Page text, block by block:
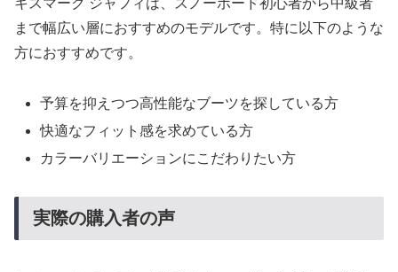
キスマーク ジャフィは、スノーボード初心者から中級者
まで幅広い層におすすめのモデルです。特に以下のような
方におすすめです。
予算を抑えつつ高性能なブーツを探している方
快適なフィット感を求めている方
カラーバリエーションにこだわりたい方
実際の購入者の声